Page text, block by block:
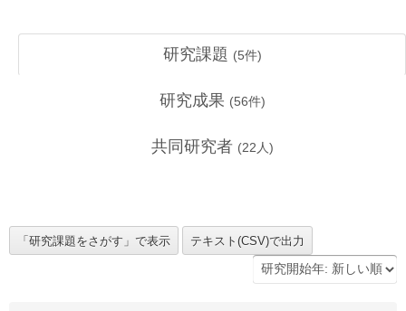
研究課題 (5件)
研究成果 (56件)
共同研究者 (22 人)